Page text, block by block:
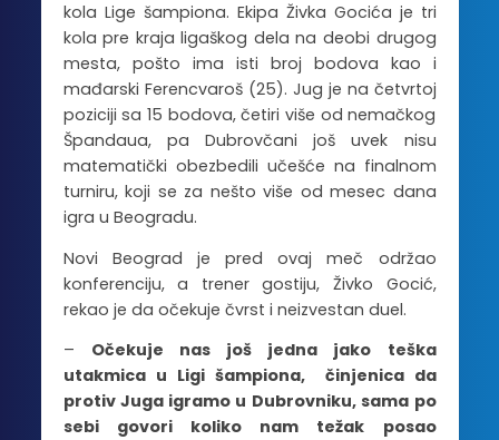
kola Lige šampiona. Ekipa Živka Gocića je tri
kola pre kraja ligaškog dela na deobi drugog
mesta, pošto ima isti broj bodova kao i
mađarski Ferencvaroš (25). Jug je na četvrtoj
poziciji sa 15 bodova, četiri više od nemačkog
Špandaua, pa Dubrovčani još uvek nisu
matematički obezbedili učešće na finalnom
turniru, koji se za nešto više od mesec dana
igra u Beogradu.
Novi Beograd je pred ovaj meč održao
konferenciju, a trener gostiju, Živko Gocić,
rekao je da očekuje čvrst i neizvestan duel.
– Očekuje nas još jedna jako teška
utakmica u Ligi šampiona, činjenica da
protiv Juga igramo u Dubrovniku, sama po
sebi govori koliko nam težak posao